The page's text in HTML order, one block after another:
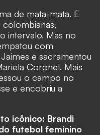
de mata-mata. E
colombianas,
intervalo. Mas no
com
e sacramentou
Coronel. Mais
o campo no
e encobriu a
icônico: Brandi
futebol feminino